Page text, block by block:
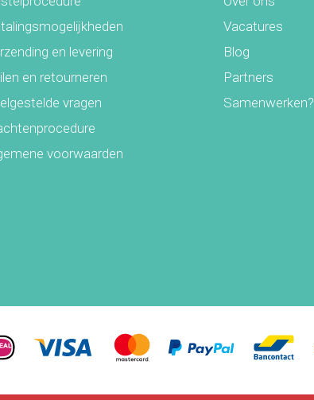
en levering
en retourneren
vragen
voorwaarden
Vacatures
Blog
Partners
Samenwerken?